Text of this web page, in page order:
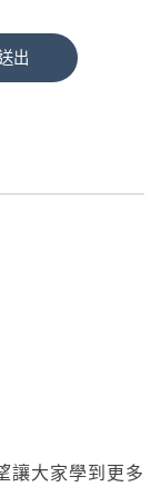
出
大家學到更多